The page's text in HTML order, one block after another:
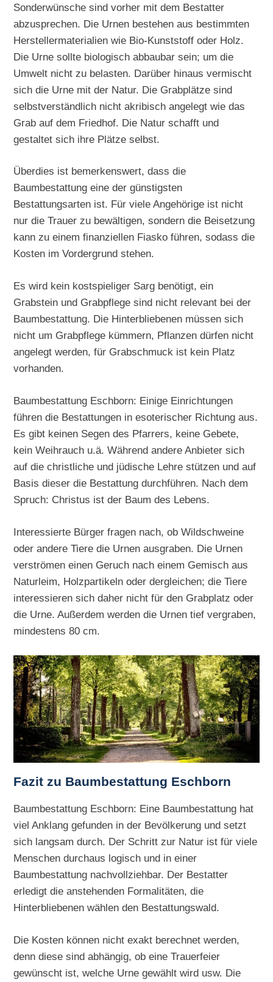
Sonderwünsche sind vorher mit dem Bestatter
abzusprechen. Die Urnen bestehen aus bestimmten
Herstellermaterialien wie Bio-Kunststoff oder Holz.
Die Urne sollte biologisch abbaubar sein; um die
Umwelt nicht zu belasten. Darüber hinaus vermischt
sich die Urne mit der Natur. Die Grabplätze sind
selbstverständlich nicht akribisch angelegt wie das
Grab auf dem Friedhof. Die Natur schafft und
gestaltet sich ihre Plätze selbst.
Überdies ist bemerkenswert, dass die
Baumbestattung eine der günstigsten
Bestattungsarten ist. Für viele Angehörige ist nicht
nur die Trauer zu bewältigen, sondern die Beisetzung
kann zu einem finanziellen Fiasko führen, sodass die
Kosten im Vordergrund stehen.
Es wird kein kostspieliger Sarg benötigt, ein
Grabstein und Grabpflege sind nicht relevant bei der
Baumbestattung. Die Hinterbliebenen müssen sich
nicht um Grabpflege kümmern, Pflanzen dürfen nicht
angelegt werden, für Grabschmuck ist kein Platz
vorhanden.
Baumbestattung Eschborn: Einige Einrichtungen
führen die Bestattungen in esoterischer Richtung aus.
Es gibt keinen Segen des Pfarrers, keine Gebete,
kein Weihrauch u.ä. Während andere Anbieter sich
auf die christliche und jüdische Lehre stützen und auf
Basis dieser die Bestattung durchführen. Nach dem
Spruch: Christus ist der Baum des Lebens.
Interessierte Bürger fragen nach, ob Wildschweine
oder andere Tiere die Urnen ausgraben. Die Urnen
verströmen einen Geruch nach einem Gemisch aus
Naturleim, Holzpartikeln oder dergleichen; die Tiere
interessieren sich daher nicht für den Grabplatz oder
die Urne. Außerdem werden die Urnen tief vergraben,
mindestens 80 cm.
Fazit zu Baumbestattung Eschborn
Baumbestattung Eschborn: Eine Baumbestattung hat
viel Anklang gefunden in der Bevölkerung und setzt
sich langsam durch. Der Schritt zur Natur ist für viele
Menschen durchaus logisch und in einer
Baumbestattung nachvollziehbar. Der Bestatter
erledigt die anstehenden Formalitäten, die
Hinterbliebenen wählen den Bestattungswald.
Die Kosten können nicht exakt berechnet werden,
denn diese sind abhängig, ob eine Trauerfeier
gewünscht ist, welche Urne gewählt wird usw. Die